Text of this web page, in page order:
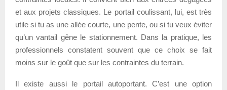
et aux projets classiques. Le portail coulissant, lui, est très
utile si tu as une allée courte, une pente, ou si tu veux éviter
qu’un vantail gêne le stationnement. Dans la pratique, les
professionnels constatent souvent que ce choix se fait
moins sur le goût que sur les contraintes du terrain.
Il existe aussi le portail autoportant. C’est une option